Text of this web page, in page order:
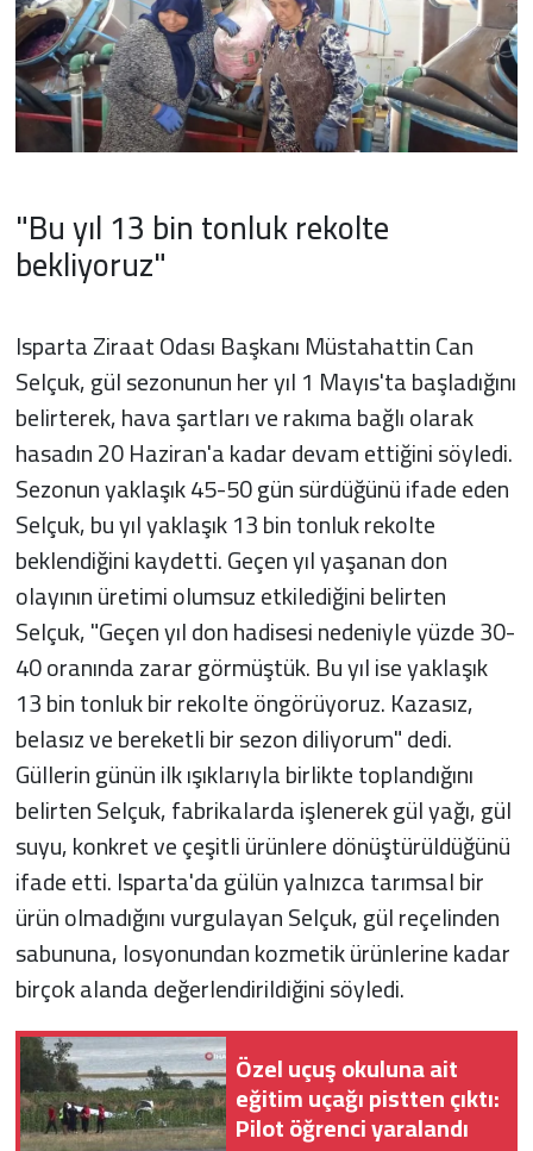
"Bu yıl 13 bin tonluk rekolte
bekliyoruz"
Isparta Ziraat Odası Başkanı Müstahattin Can
Selçuk, gül sezonunun her yıl 1 Mayıs'ta başladığını
belirterek, hava şartları ve rakıma bağlı olarak
hasadın 20 Haziran'a kadar devam ettiğini söyledi.
Sezonun yaklaşık 45-50 gün sürdüğünü ifade eden
Selçuk, bu yıl yaklaşık 13 bin tonluk rekolte
beklendiğini kaydetti. Geçen yıl yaşanan don
olayının üretimi olumsuz etkilediğini belirten
Selçuk, "Geçen yıl don hadisesi nedeniyle yüzde 30-
40 oranında zarar görmüştük. Bu yıl ise yaklaşık
13 bin tonluk bir rekolte öngörüyoruz. Kazasız,
belasız ve bereketli bir sezon diliyorum" dedi.
Güllerin günün ilk ışıklarıyla birlikte toplandığını
belirten Selçuk, fabrikalarda işlenerek gül yağı, gül
suyu, konkret ve çeşitli ürünlere dönüştürüldüğünü
ifade etti. Isparta'da gülün yalnızca tarımsal bir
ürün olmadığını vurgulayan Selçuk, gül reçelinden
sabununa, losyonundan kozmetik ürünlerine kadar
birçok alanda değerlendirildiğini söyledi.
Özel uçuş okuluna ait
eğitim uçağı pistten çıktı:
Pilot öğrenci yaralandı